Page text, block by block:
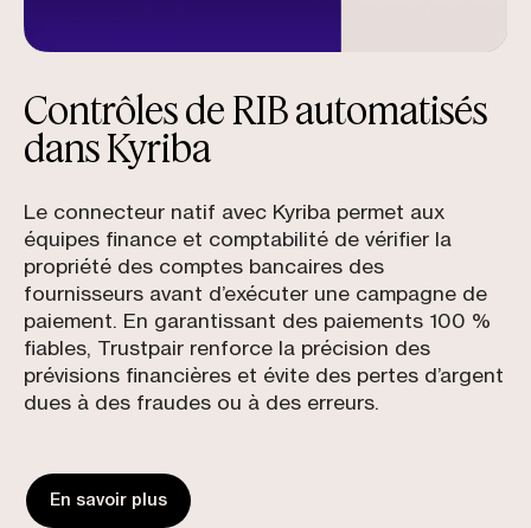
Contrôles de RIB automatisés
dans Kyriba
Le connecteur natif avec Kyriba permet aux
équipes finance et comptabilité de vérifier la
propriété des comptes bancaires des
fournisseurs avant d’exécuter une campagne de
paiement. En garantissant des paiements 100 %
fiables, Trustpair renforce la précision des
prévisions financières et évite des pertes d’argent
dues à des fraudes ou à des erreurs.
En savoir plus